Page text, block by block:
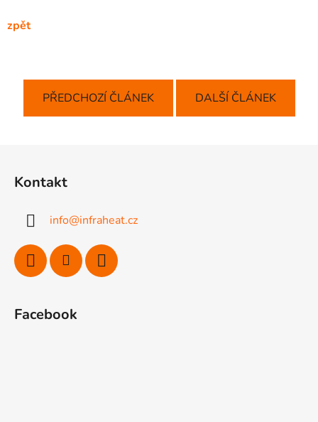
zpět
PŘEDCHOZÍ ČLÁNEK DALŠÍ ČLÁNEK
Kontakt
info@infraheat.cz
Facebook